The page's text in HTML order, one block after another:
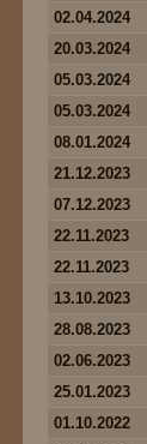
02.04.2024
20.03.2024
05.03.2024
05.03.2024
08.01.2024
21.12.2023
07.12.2023
22.11.2023
22.11.2023
13.10.2023
28.08.2023
02.06.2023
25.01.2023
01.10.2022